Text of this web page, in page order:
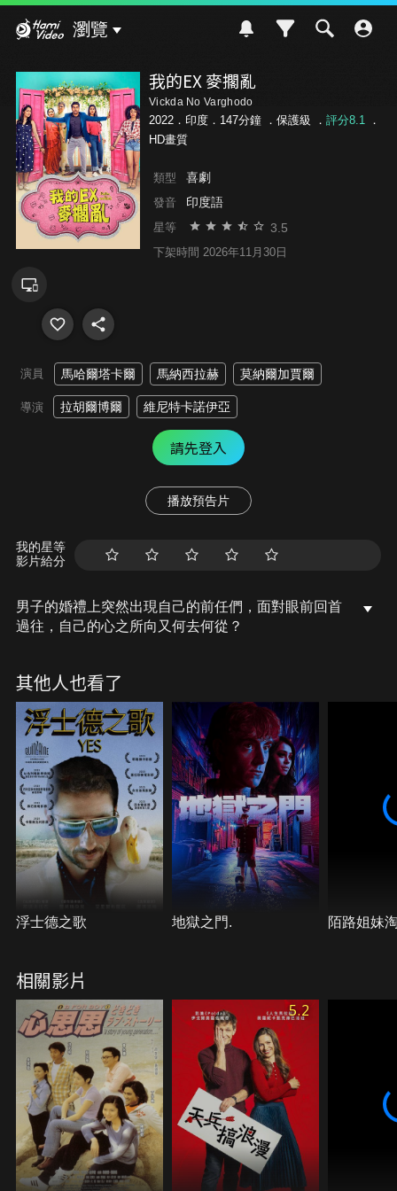
瀏覽
我的EX 麥擱亂
Vickda No Varghodo
2022．印度．147分鐘 ． 保護級 ． 評分8.1．
HD畫質
類型 喜劇
發音 印度語
星等 3.5
下架時間 2026年11月30日
演員 馬哈爾塔卡爾 馬納西拉赫 莫納爾加賈爾
導演 拉胡爾博爾 維尼特卡諾伊亞
請先登入
播放預告片
我的星等
影片給分
男子的婚禮上突然出現自己的前任們，面對眼前回首
過往，自己的心之所向又何去何從？
其他人也看了
浮士德之歌 地獄之門. 陌路姐妹
相關影片
5.2